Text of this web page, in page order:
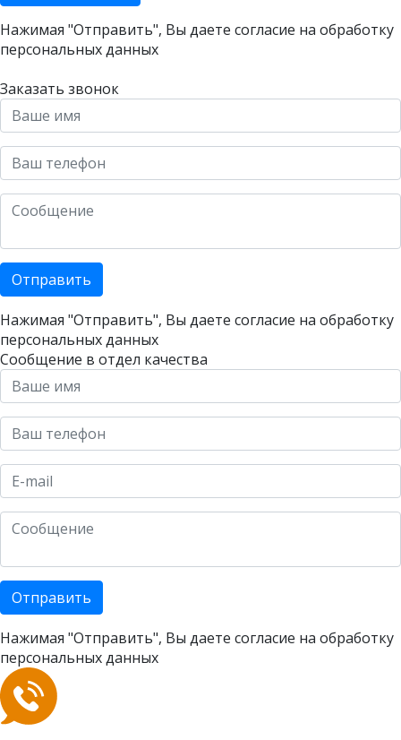
Нажимая "Отправить", Вы даете согласие на обработку
персональных данных
Заказать звонок
Отправить
Нажимая "Отправить", Вы даете согласие на обработку
персональных данных
Сообщение в отдел качества
Отправить
Нажимая "Отправить", Вы даете согласие на обработку
персональных данных